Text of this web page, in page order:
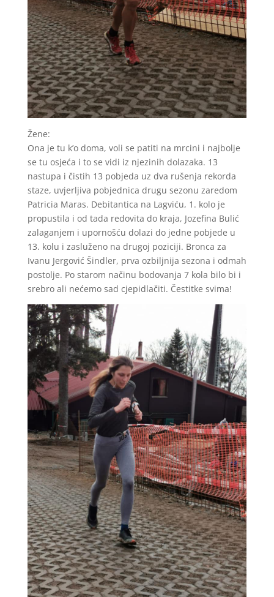
Žene:
Ona je tu k’o doma, voli se patiti na mrcini i najbolje
se tu osjeća i to se vidi iz njezinih dolazaka. 13
nastupa i čistih 13 pobjeda uz dva rušenja rekorda
staze, uvjerljiva pobjednica drugu sezonu zaredom
Patricia Maras. Debitantica na Lagviću, 1. kolo je
propustila i od tada redovita do kraja, Jozefina Bulić
zalaganjem i upornošću dolazi do jedne pobjede u
13. kolu i zasluženo na drugoj poziciji. Bronca za
Ivanu Jergović Šindler, prva ozbiljnija sezona i odmah
postolje. Po starom načinu bodovanja 7 kola bilo bi i
srebro ali nećemo sad cjepidlačiti. Čestitke svima!